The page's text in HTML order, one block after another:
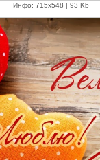
Инфо: 715х548 | 93 Kb